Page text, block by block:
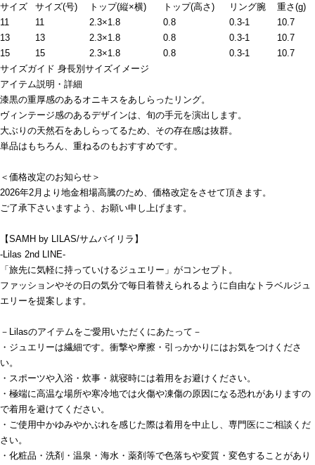
サイズ
サイズ(号) トップ(縦×横) トップ(高さ) リング腕
重さ(g)
11
11 2.3×1.8 0.8 0.3-1
10.7
13
13 2.3×1.8 0.8 0.3-1
10.7
15
15 2.3×1.8 0.8 0.3-1
10.7
サイズガイド 身長別サイズイメージ
アイテム説明・詳細
漆黒の重厚感のあるオニキスをあしらったリング。
ヴィンテージ感のあるデザインは、旬の手元を演出します。
大ぶりの天然石をあしらってるため、その存在感は抜群。
単品はもちろん、重ねるのもおすすめです。
＜価格改定のお知らせ＞
2026年2月より地金相場高騰のため、価格改定をさせて頂きます。
ご了承下さいますよう、お願い申し上げます。
【SAMH by LILAS/サムバイリラ】
-Lilas 2nd LINE-
「旅先に気軽に持っていけるジュエリー」がコンセプト。
ファッションやその日の気分で毎日着替えられるように自由なトラベルジュ
エリーを提案します。
－Lilasのアイテムをご愛用いただくにあたって－
・ジュエリーは繊細です。衝撃や摩擦・引っかかりにはお気をつけくださ
い。
・スポーツや入浴・炊事・就寝時には着用をお避けください。
・極端に高温な場所や寒冷地では火傷や凍傷の原因になる恐れがありますの
で着用を避けてください。
・ご使用中かゆみやかぶれを感じた際は着用を中止し、専門医にご相談くだ
さい。
・化粧品・洗剤・温泉・海水・薬剤等で色落ちや変質・変色することがあり